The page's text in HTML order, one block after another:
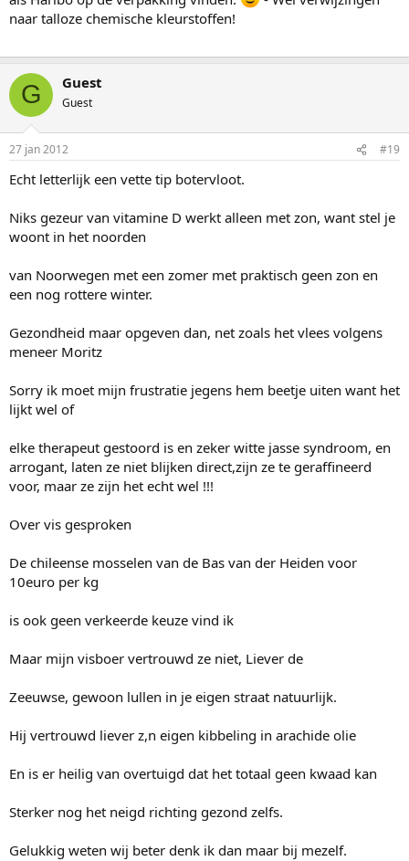
naar talloze chemische kleurstoffen!
G Guest
Guest
27 jan 2012 #19
Echt letterlijk een vette tip botervloot.
Niks gezeur van vitamine D werkt alleen met zon, want stel je
woont in het noorden
van Noorwegen met een zomer met praktisch geen zon en
een nog rottere winter.
Gezondheid maar opgeven dan, net zoals het vlees volgens
meneer Moritz
Sorry ik moet mijn frustratie jegens hem beetje uiten want het
lijkt wel of
elke therapeut gestoord is en zeker witte jasse syndroom, en
arrogant, laten ze niet blijken direct,zijn ze te geraffineerd
voor, maar ze zijn het echt wel !!!
Over vis gesproken
De chileense mosselen van de Bas van der Heiden voor
10euro per kg
is ook geen verkeerde keuze vind ik
Maar mijn visboer vertrouwd ze niet, Liever de
Zeeuwse, gewoon lullen in je eigen straat natuurlijk.
Hij vertrouwd liever z,n eigen kibbeling in arachide olie
En is er heilig van overtuigd dat het totaal geen kwaad kan
Sterker nog het neigd richting gezond zelfs.
Gelukkig weten wij beter denk ik dan maar bij mezelf.